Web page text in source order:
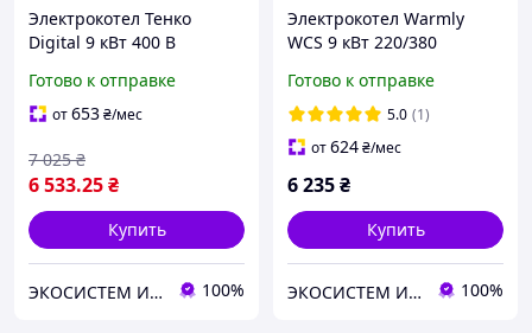
Электрокотел Тенко
Digital 9 кВт 400 В
Готово к отправке
от653₴/мес
6 533.25₴
7 025 ₴
Купить
ЭКОСИСТЕМ ИНЖИНИРИНГ ООО 100%
Электрокотел Warmly
WCS 9 кВт 220/380
Готово к отправке
5.0 (1)
от624₴/мес
6 235₴
Купить
ЭКОСИСТЕМ ИНЖИНИРИНГ ООО 100%